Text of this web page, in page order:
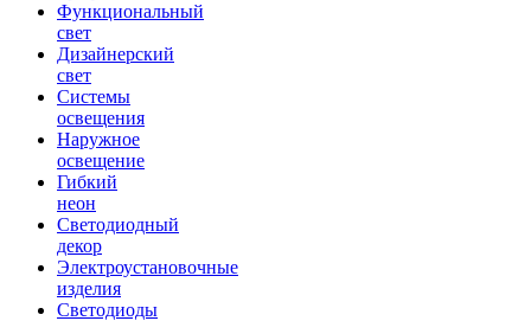
Функциональный
свет
Дизайнерский
свет
Системы
освещения
Наружное
освещение
Гибкий
неон
Светодиодный
декор
Электроустановочные
изделия
Светодиоды